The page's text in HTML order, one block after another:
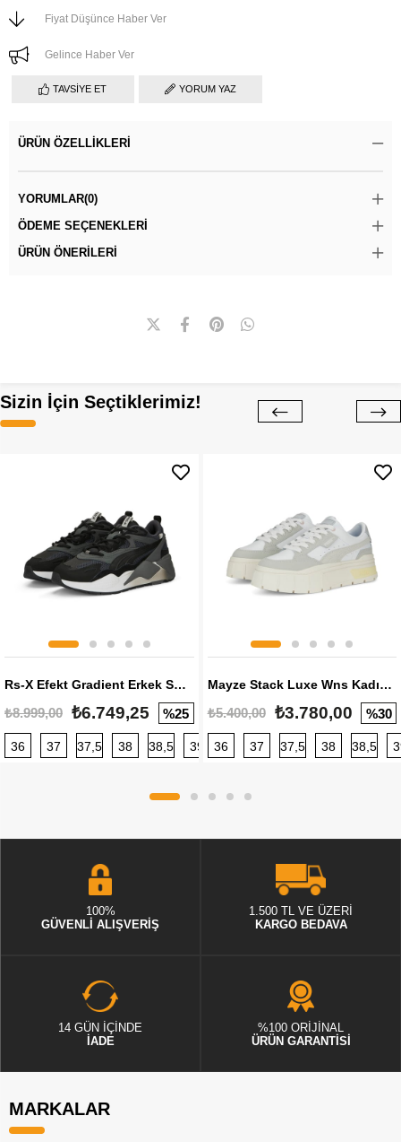
Fiyat Düşünce Haber Ver
Gelince Haber Ver
TAVSIYE ET YORUM YAZ
ÜRÜN ÖZELLIKLERI
YORUMLAR(0)
ÖDEME SEÇENEKLERI
ÜRÜN ÖNERILERI
Sizin İçin Seçtiklerimiz!
Rs-X Efekt Gradient Erkek Sneaker
₺8.999,00 ₺6.749,25 %25
36 37 37,5 38 38,5 39 40 40,5 41 42 42,5
Mayze Stack Luxe Wns Kadın Sneaker
₺5.400,00 ₺3.780,00 %30
36 37 37,5 38 38,5
100%
GÜVENLİ ALIŞVERİŞ
1.500 TL VE ÜZERİ
KARGO BEDAVA
14 GÜN İÇİNDE
İADE
%100 ORİJİNAL
ÜRÜN GARANTİSİ
MARKALAR